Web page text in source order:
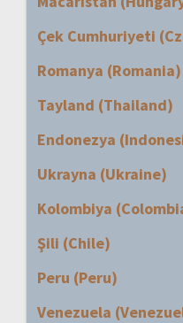
Çek Cumhuriyeti
Romanya (Romania)
Tayland (Thailand)
Endonezya
Ukrayna (Ukraine)
Kolombiya
Şili (Chile)
Peru (Peru)
Venezuela